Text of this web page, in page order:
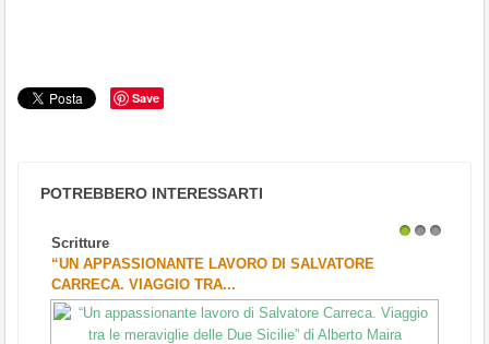
Save
POTREBBERO INTERESSARTI
Scritture
“UN APPASSIONANTE LAVORO DI SALVATORE
CARRECA. VIAGGIO TRA...